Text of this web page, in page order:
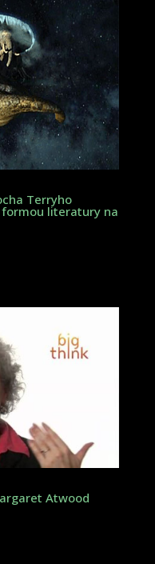
Terryho
literatury na
Atwood